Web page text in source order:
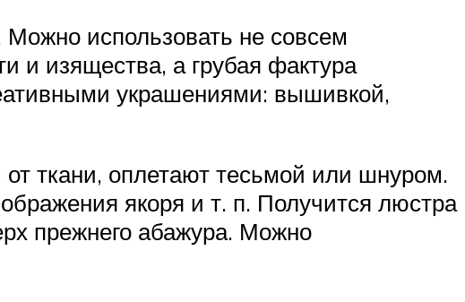
использовать не совсем
и изящества, а грубая фактура
украшениями: вышивкой,
ткани, оплетают тесьмой или шнуром.
якоря и т. п. Получится люстра
прежнего абажура. Можно